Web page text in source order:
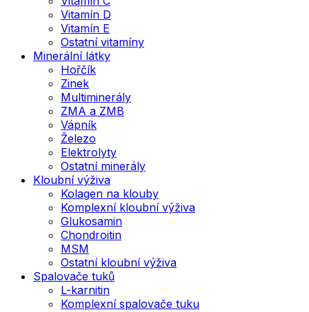
Vitamín D
Vitamín E
Ostatní vitamíny
Minerální látky
Hořčík
Zinek
Multiminerály
ZMA a ZMB
Vápník
Železo
Elektrolyty
Ostatní minerály
Kloubní výživa
Kolagen na klouby
Komplexní kloubní výživa
Glukosamin
Chondroitin
MSM
Ostatní kloubní výživa
Spalovače tuků
L-karnitin
Komplexní spalovače tuku